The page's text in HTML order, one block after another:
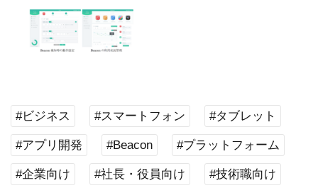
#ビジネス #スマートフォン #タブレット
#アプリ開発 #Beacon #プラットフォーム
#企業向け #社長・役員向け #技術職向け